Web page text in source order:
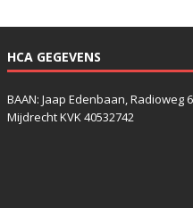
HCA GEGEVENS
BAAN: Jaap Edenbaan, Radioweg
Mijdrecht KVK 40532742